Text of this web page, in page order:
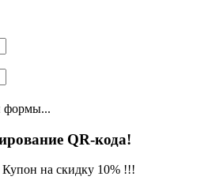
формы...
QR-кода!
на скидку 10% !!!